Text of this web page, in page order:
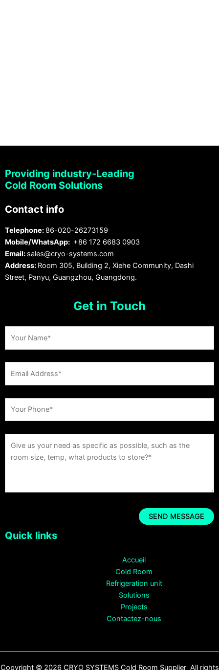
Providing industry-Leading
Cold Room Solutions
Contact info
Telephone: 86-020-26273159
Mobile/WhatsApp: +86 172 6683 0903
Email: sales@cryo-systems.com
Address: Room 305, Building 2, Xiehe Community, Dashi
Street, Panyu, Guangzhou, Guangdong.
Get in Touch
Quick links
Accueil
Cold Room
Refrigeration unit
Solutions
Projects
Contactez-nous
Copyright © 2026 CRYO SYSTEMS Cold Room Supplier All rights